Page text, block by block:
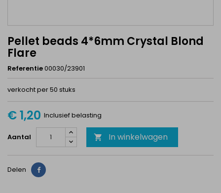
Pellet beads 4*6mm Crystal Blond
Flare
Referentie00030/23901
verkocht per 50 stuks
€ 1,20 Inclusief belasting
Aantal  In winkelwagen
Delen Delen